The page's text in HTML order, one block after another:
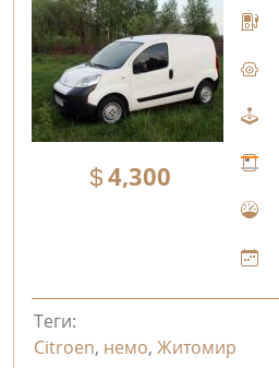
4,300
Теги:
Citroen, немо, Житомир